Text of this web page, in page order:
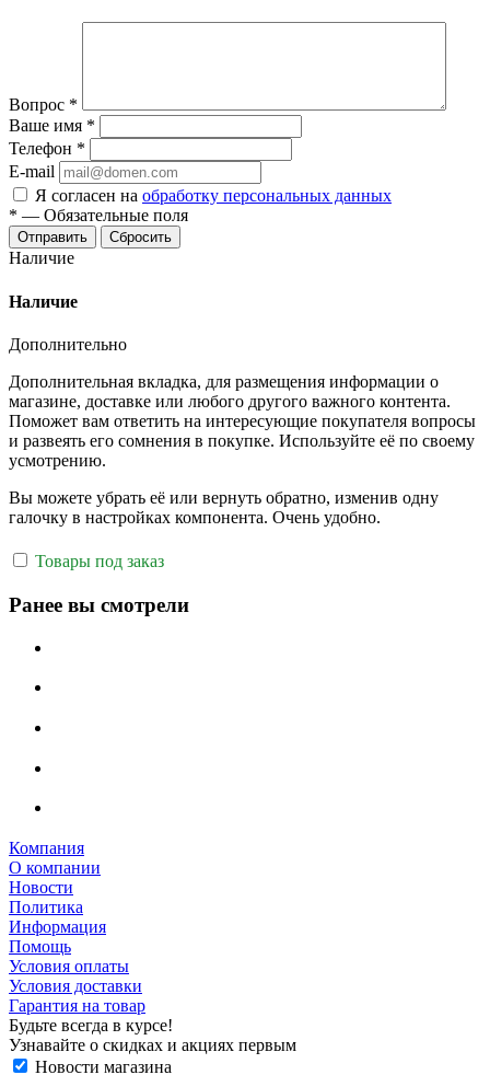
Вопрос *
Ваше имя *
Телефон *
E-mail
Я согласен на обработку персональных данных
* — Обязательные поля
Отправить Сбросить
Наличие
Наличие
Дополнительно
Дополнительная вкладка, для размещения информации о
магазине, доставке или любого другого важного контента.
Поможет вам ответить на интересующие покупателя вопросы
и развеять его сомнения в покупке. Используйте её по своему
усмотрению.
Вы можете убрать её или вернуть обратно, изменив одну
галочку в настройках компонента. Очень удобно.
Товары под заказ
Ранее вы смотрели
Компания
О компании
Новости
Политика
Информация
Помощь
Условия оплаты
Условия доставки
Гарантия на товар
Будьте всегда в курсе!
Узнавайте о скидках и акциях первым
Новости магазина